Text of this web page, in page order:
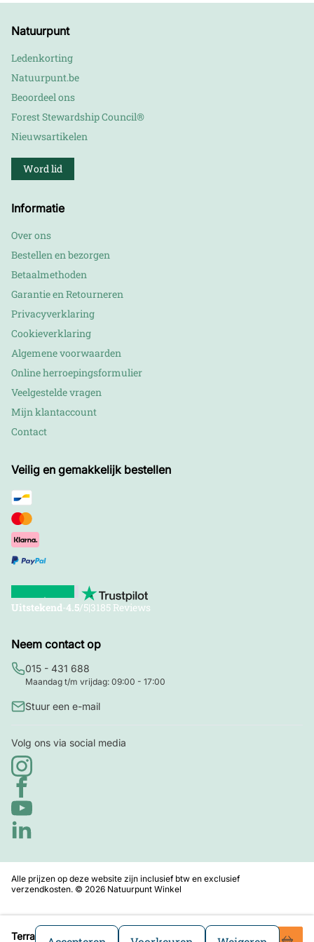
Terracotta vogelpot rond nester 28 22,99
Natuurpunt
Ledenkorting
Natuurpunt.be
Beoordeel ons
Forest Stewardship Council®
Nieuwsartikelen
Word lid
Informatie
Over ons
Bestellen en bezorgen
Betaalmethoden
Garantie en Retourneren
Privacyverklaring
Cookieverklaring
Algemene voorwaarden
Online herroepingsformulier
Veelgestelde vragen
Mijn klantaccount
Contact
Veilig en gemakkelijk bestellen
Uitstekend-4.5/5|3185 Reviews
Neem contact op
015 - 431 688
Maandag t/m vrijdag: 09:00 - 17:00
Stuur een e-mail
Volg ons via social media
Alle prijzen op deze website zijn inclusief btw en exclusief
verzendkosten. © 2026 Natuurpunt Winkel